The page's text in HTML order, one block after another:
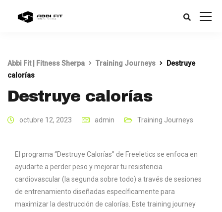
Abbi Fit | Fitness Sherpa Training Journeys
Destruye
calorías
Destruye calorías
octubre 12, 2023 admin Training Journeys
El programa “Destruye Calorías” de Freeletics se enfoca en
ayudarte a perder peso y mejorar tu resistencia
cardiovascular (la segunda sobre todo) a través de sesiones
de entrenamiento diseñadas específicamente para
maximizar la destrucción de calorías. Este training journey